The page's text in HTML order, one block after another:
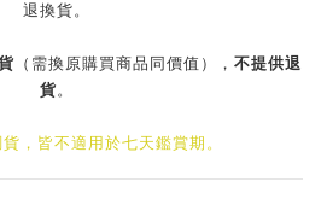
退換貨。
（需換原購買商品同價值）， 不提供退
貨。
，皆不適用於七天鑑賞期。